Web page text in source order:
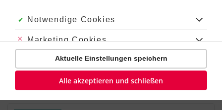
Klassenarbeit
Physik Klasse9
Dauer:
45 Minuten
Akzeptiert:
Notwendige Cookies
Abgelehnt:
Marketing Cookies
Abgelehnt:
Personalisierungs-Cookies
Aktuelle Einstellungen speichern
Alle akzeptieren und schließen